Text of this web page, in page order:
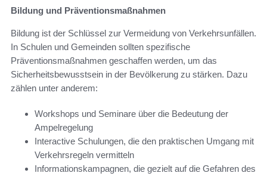
Bildung und Präventionsmaßnahmen
Bildung ist der Schlüssel zur Vermeidung von Verkehrsunfällen.
In Schulen und Gemeinden sollten spezifische
Präventionsmaßnahmen geschaffen werden, um das
Sicherheitsbewusstsein in der Bevölkerung zu stärken. Dazu
zählen unter anderem:
Workshops und Seminare über die Bedeutung der
Ampelregelung
Interactive Schulungen, die den praktischen Umgang mit
Verkehrsregeln vermitteln
Informationskampagnen, die gezielt auf die Gefahren des